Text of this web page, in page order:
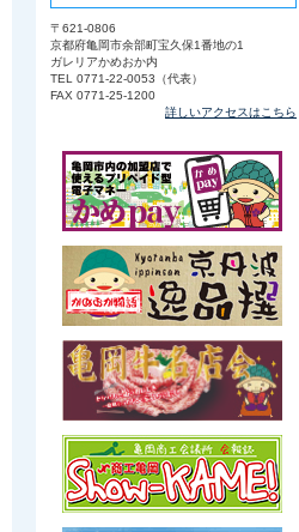
〒621-0806
京都府亀岡市余部町宝久保1番地の1
ガレリアかめおか内
TEL 0771-22-0053（代表）
FAX 0771-25-1200
詳しいアクセスはこちら